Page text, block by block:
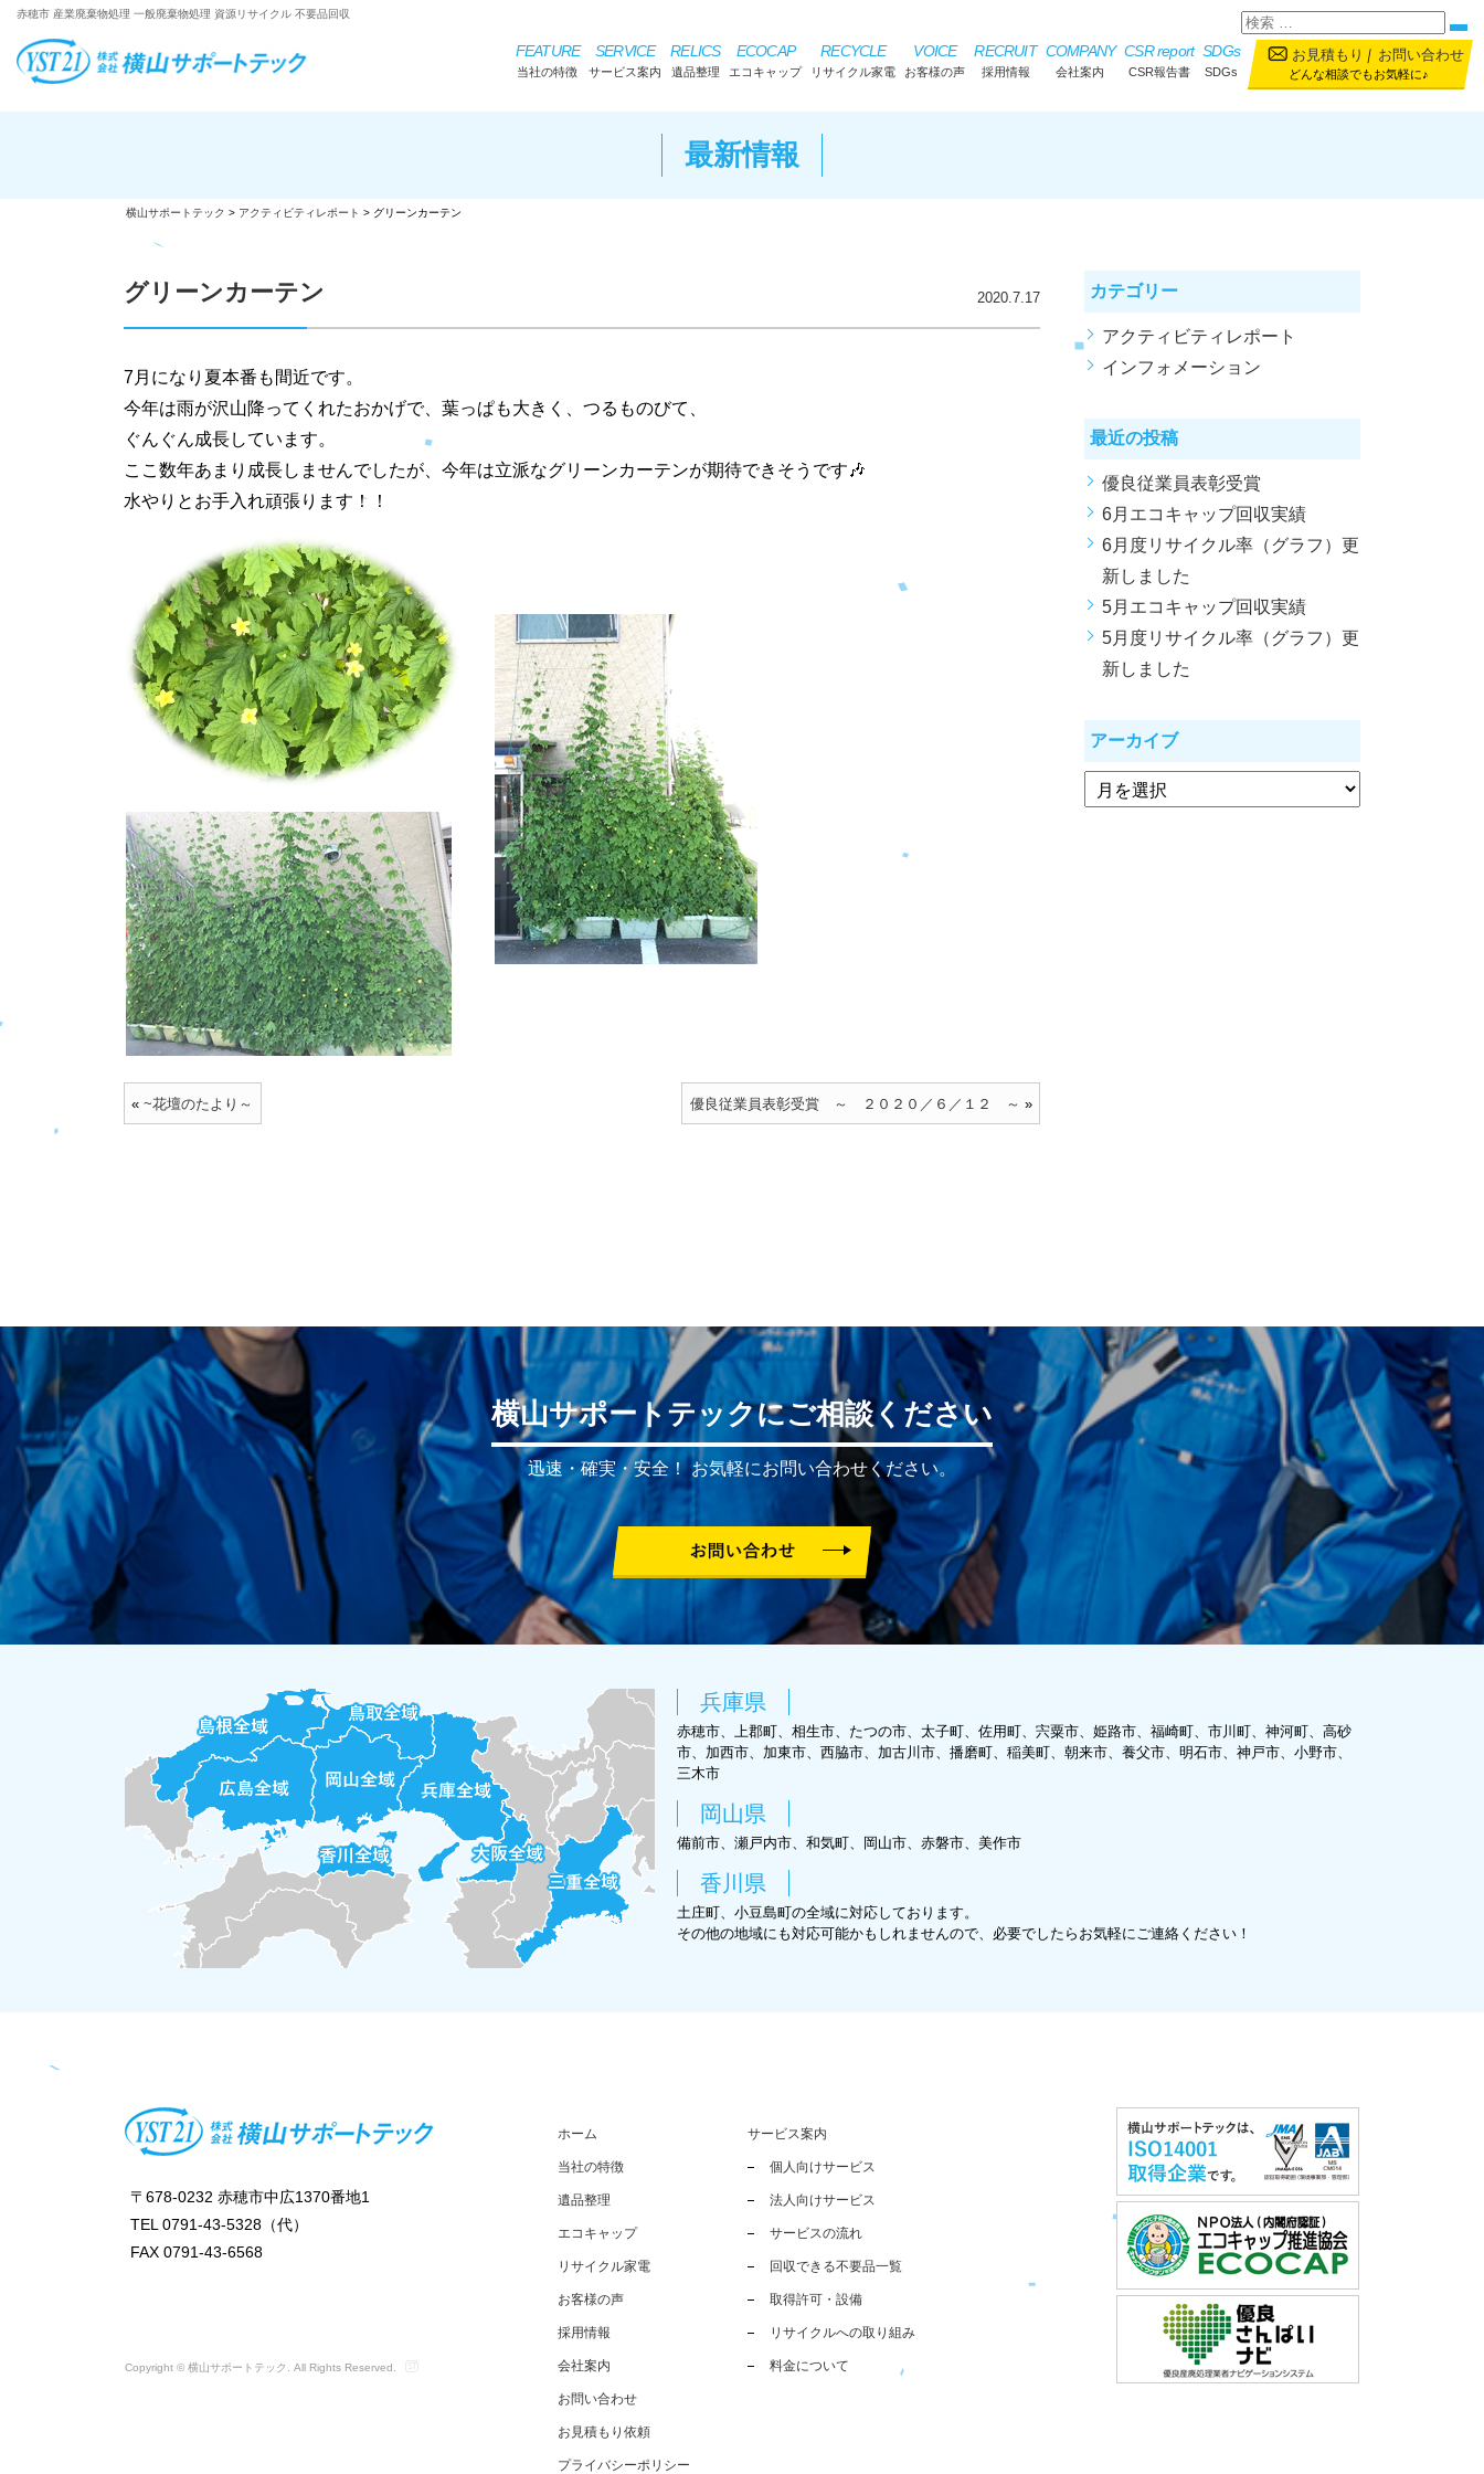
赤穂市 産業廃棄物処理 一般廃棄物処理 資源リサイクル 不要品回収
お見積もり ｜ お問い合わせ
どんな相談でもお気軽に♪
FEATURE
当社の特徴
SERVICE
サービス案内
RELICS
遺品整理
ECOCAP
エコキャップ
RECYCLE
リサイクル家電
VOICE
お客様の声
RECRUIT
採用情報
COMPANY
会社案内
CSR report
CSR報告書
SDGs
SDGs
最新情報
横山サポートテック > アクティビティレポート > グリーンカーテン
グリーンカーテン 2020.7.17
7月になり夏本番も間近です。
今年は雨が沢山降ってくれたおかげで、葉っぱも大きく、つるものびて、
ぐんぐん成長しています。
ここ数年あまり成長しませんでしたが、今年は立派なグリーンカーテンが期待できそうです🎶
水やりとお手入れ頑張ります！！
«~花壇のたより～ 優良従業員表彰受賞 ～ ２０２０／６／１２ ～ »
カテゴリー
アクティビティレポート
インフォメーション
最近の投稿
優良従業員表彰受賞
6月エコキャップ回収実績
6月度リサイクル率（グラフ）更
新しました
5月エコキャップ回収実績
5月度リサイクル率（グラフ）更
新しました
アーカイブ
横山サポートテックにご相談ください
迅速・確実・安全！ お気軽にお問い合わせください。
兵庫県
赤穂市、上郡町、相生市、たつの市、太子町、佐用町、宍粟市、姫路市、福崎町、市川町、神河町、高砂
市、加西市、加東市、西脇市、加古川市、播磨町、稲美町、朝来市、養父市、明石市、神戸市、小野市、
三木市
岡山県
備前市、瀬戸内市、和気町、岡山市、赤磐市、美作市
香川県
土庄町、小豆島町の全域に対応しております。
その他の地域にも対応可能かもしれませんので、必要でしたらお気軽にご連絡ください！
〒678-0232 赤穂市中広1370番地1
TEL 0791-43-5328（代）
FAX 0791-43-6568
Copyright © 横山サポートテック. All Rights Reserved.
ホーム
当社の特徴
遺品整理
エコキャップ
リサイクル家電
お客様の声
採用情報
会社案内
お問い合わせ
お見積もり依頼
プライバシーポリシー
サービス案内
個人向けサービス
法人向けサービス
サービスの流れ
回収できる不要品一覧
取得許可・設備
リサイクルへの取り組み
料金について